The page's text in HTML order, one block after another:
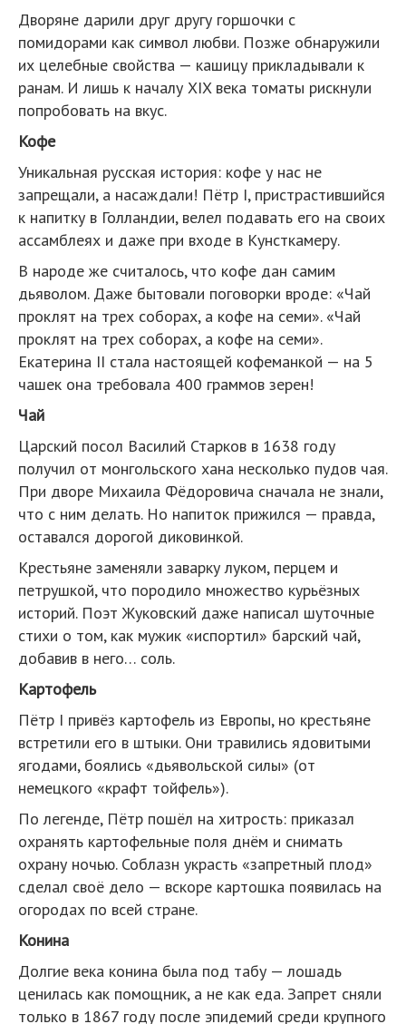
Дворяне дарили друг другу горшочки с
помидорами как символ любви. Позже обнаружили
их целебные свойства — кашицу прикладывали к
ранам. И лишь к началу XIX века томаты рискнули
попробовать на вкус.
Кофе
Уникальная русская история: кофе у нас не
запрещали, а насаждали! Пётр I, пристрастившийся
к напитку в Голландии, велел подавать его на своих
ассамблеях и даже при входе в Кунсткамеру.
В народе же считалось, что кофе дан самим
дьяволом. Даже бытовали поговорки вроде: «Чай
проклят на трех соборах, а кофе на семи». «Чай
проклят на трех соборах, а кофе на семи».
Екатерина II стала настоящей кофеманкой — на 5
чашек она требовала 400 граммов зерен!
Чай
Царский посол Василий Старков в 1638 году
получил от монгольского хана несколько пудов чая.
При дворе Михаила Фёдоровича сначала не знали,
что с ним делать. Но напиток прижился — правда,
оставался дорогой диковинкой.
Крестьяне заменяли заварку луком, перцем и
петрушкой, что породило множество курьёзных
историй. Поэт Жуковский даже написал шуточные
стихи о том, как мужик «испортил» барский чай,
добавив в него… соль.
Картофель
Пётр I привёз картофель из Европы, но крестьяне
встретили его в штыки. Они травились ядовитыми
ягодами, боялись «дьявольской силы» (от
немецкого «крафт тойфель»).
По легенде, Пётр пошёл на хитрость: приказал
охранять картофельные поля днём и снимать
охрану ночью. Соблазн украсть «запретный плод»
сделал своё дело — вскоре картошка появилась на
огородах по всей стране.
Конина
Долгие века конина была под табу — лошадь
ценилась как помощник, а не как еда. Запрет сняли
только в 1867 году после эпидемий среди крупного